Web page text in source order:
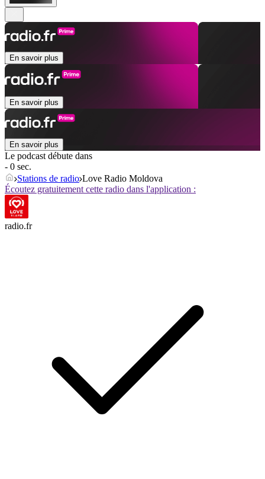
En savoir plus
En savoir plus
En savoir plus
Le podcast débute dans
- 0 sec.
Stations de radio Love Radio Moldova
Écoutez gratuitement cette radio dans l'application :
radio.fr